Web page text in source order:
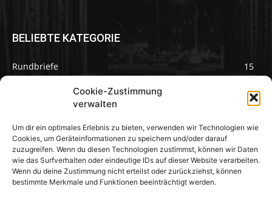
Cookie-Zustimmung
verwalten
Um dir ein optimales Erlebnis zu bieten, verwenden wir Technologien wie
Cookies, um Geräteinformationen zu speichern und/oder darauf
zuzugreifen. Wenn du diesen Technologien zustimmst, können wir Daten
wie das Surfverhalten oder eindeutige IDs auf dieser Website verarbeiten.
Wenn du deine Zustimmung nicht erteilst oder zurückziehst, können
bestimmte Merkmale und Funktionen beeinträchtigt werden.
BELIEBTE KATEGORIE
Rundbriefe
15
Pilzseite
Seltene Pilze aus Mainfranken und
Deutschland